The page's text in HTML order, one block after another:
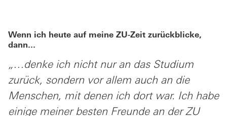
Wenn ich heute auf meine ZU-Zeit zurückblicke,
dann...
„…denke ich nicht nur an das Studium
zurück, sondern vor allem auch an die
Menschen, mit denen ich dort war. Ich habe
einige meiner besten Freunde an der ZU